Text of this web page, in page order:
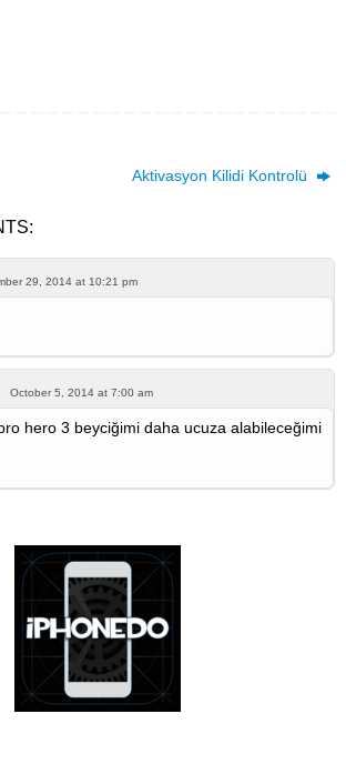
Aktivasyon Kilidi Kontrolü
29, 2014 at 10:21 pm
October 5, 2014 at 7:00 am
hero 3 beyciğimi daha ucuza alabileceğimi